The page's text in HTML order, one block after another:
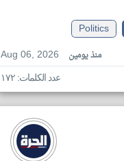
Politics
Aug 06, 2026
منذ يومين
عدد الكلمات: ١٧٢